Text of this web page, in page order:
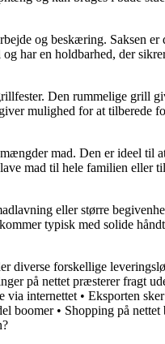
og beskæring. Saksen
har en holdbarhed, der
Den rummelige grill
mulighed for at tilberede
mad. Den er ideel til
mad til hele familien eller
eller større
typisk med solide
diverse forskellige
på nettet præsterer fragt
via internettet • Eksporten
boomer• Shopping på nettet